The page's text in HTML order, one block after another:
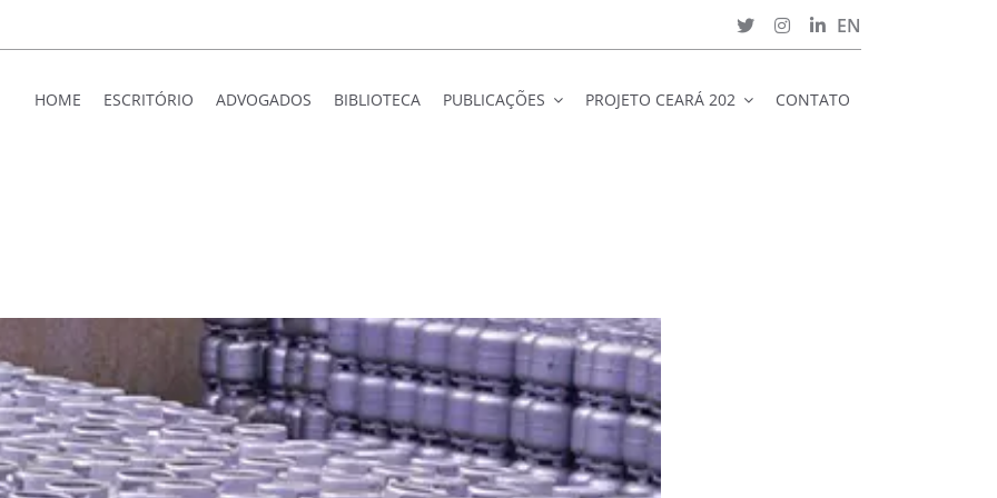
EN
HOME ESCRITÓRIO ADVOGADOS BIBLIOTECA PUBLICAÇÕES PROJETO CEARÁ 202 CONTATO